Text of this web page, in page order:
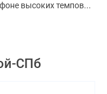
высоких темпов...
СПб